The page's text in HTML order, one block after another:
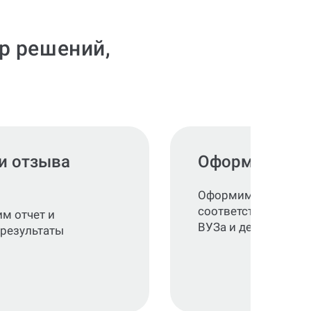
решений,
отзыва
отчет и
Оформление
Оформим текст и
соответствии с
ВУЗа и